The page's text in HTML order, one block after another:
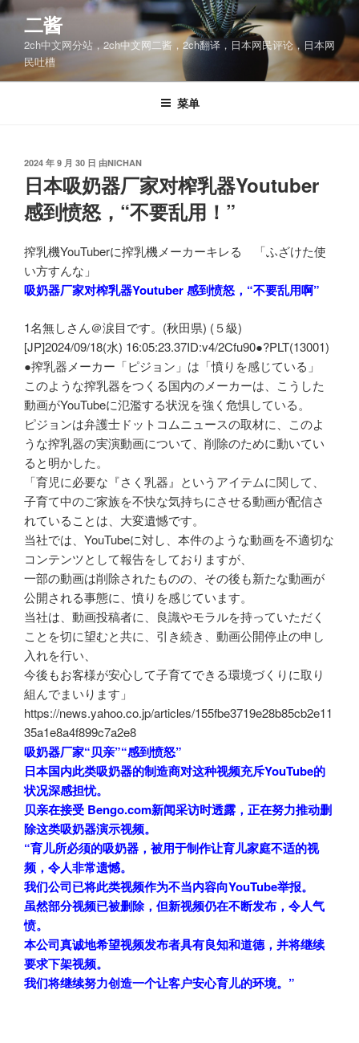
跳
容
二酱
2ch中文网分站，2ch中文网二酱，2ch翻译，日本网民评论，日本网
民吐槽
菜单
发
布
于
2024 年 9 月 30 日 由NICHAN
日本吸奶器厂家对榨乳器Youtuber
感到愤怒，“不要乱用！”
搾乳機YouTuberに搾乳機メーカーキレる 「ふざけた使
い方すんな」
吸奶器厂家对榨乳器Youtuber 感到愤怒，“不要乱用啊”
1名無しさん＠涙目です。(秋田県) (５級)
[JP]2024/09/18(水) 16:05:23.37ID:v4/2Cfu90●?PLT(13001)
●搾乳器メーカー「ピジョン」は「憤りを感じている」
このような搾乳器をつくる国内のメーカーは、こうした
動画がYouTubeに氾濫する状況を強く危惧している。
ピジョンは弁護士ドットコムニュースの取材に、このよ
うな搾乳器の実演動画について、削除のために動いてい
ると明かした。
「育児に必要な『さく乳器』というアイテムに関して、
子育て中のご家族を不快な気持ちにさせる動画が配信さ
れていることは、大変遺憾です。
当社では、YouTubeに対し、本件のような動画を不適切な
コンテンツとして報告をしておりますが、
一部の動画は削除されたものの、その後も新たな動画が
公開される事態に、憤りを感じています。
当社は、動画投稿者に、良識やモラルを持っていただく
ことを切に望むと共に、引き続き、動画公開停止の申し
入れを行い、
今後もお客様が安心して子育てできる環境づくりに取り
組んでまいります」
https://news.yahoo.co.jp/articles/155fbe3719e28b85cb2e11
35a1e8a4f899c7a2e8
吸奶器厂家“贝亲”“感到愤怒”
日本国内此类吸奶器的制造商对这种视频充斥YouTube的
状况深感担忧。
贝亲在接受 Bengo.com新闻采访时透露，正在努力推动删
除这类吸奶器演示视频。
“育儿所必须的吸奶器，被用于制作让育儿家庭不适的视
频，令人非常遗憾。
我们公司已将此类视频作为不当内容向YouTube举报。
虽然部分视频已被删除，但新视频仍在不断发布，令人气
愤。
本公司真诚地希望视频发布者具有良知和道德，并将继续
要求下架视频。
我们将继续努力创造一个让客户安心育儿的环境。”